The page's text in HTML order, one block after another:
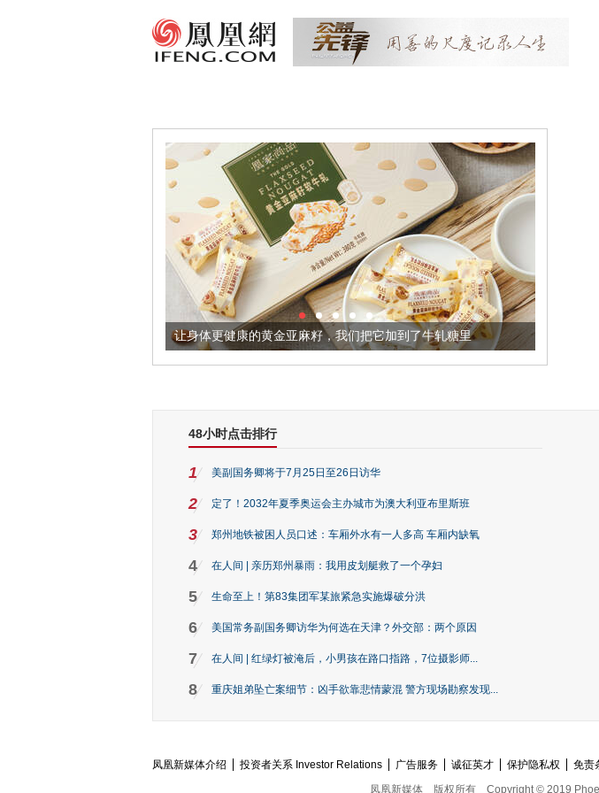
让身体更健康的黄金亚麻籽，我们把它加到了牛轧糖里 被列入
48小时点击排行
1 美副国务卿将于7月25日至26日访华
2 定了！2032年夏季奥运会主办城市为澳大利亚布里斯班
3 郑州地铁被困人员口述：车厢外水有一人多高 车厢内缺氧
4 在人间 | 亲历郑州暴雨：我用皮划艇救了一个孕妇
5 生命至上！第83集团军某旅紧急实施爆破分洪
6 美国常务副国务卿访华为何选在天津？外交部：两个原因
7 在人间 | 红绿灯被淹后，小男孩在路口指路，7位摄影师...
8 重庆姐弟坠亡案细节：凶手欲靠悲情蒙混 警方现场勘察发现...
凤凰新媒体介绍 投资者关系 Investor Relations 广告服务 诚征英才 保护隐私权 免责
凤凰新媒体
版权所有 Copyright © 2019